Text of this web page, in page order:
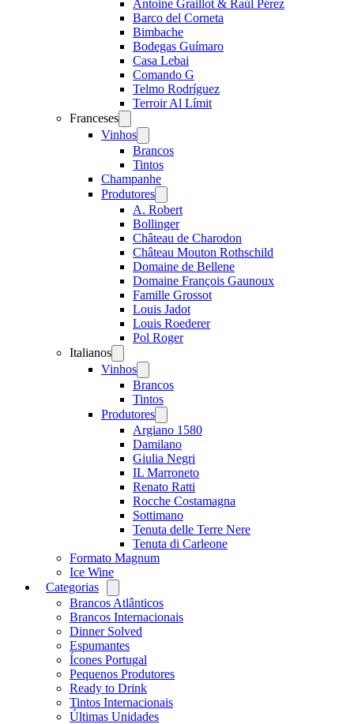
Antoine Graillot & Raúl Pérez
Barco del Corneta
Bimbache
Bodegas Guímaro
Casa Lebai
Comando G
Telmo Rodríguez
Terroir Al Límit
Franceses
menu
Vinhos
menu
Brancos
Tintos
Champanhe
Produtores
menu
A. Robert
Bollinger
Château de Charodon
Château Mouton Rothschild
Domaine de Bellene
Domaine François Gaunoux
Famille Grossot
Louis Jadot
Louis Roederer
Pol Roger
Italianos
menu
Vinhos
menu
Brancos
Tintos
Produtores
menu
Argiano 1580
Damilano
Giulia Negri
IL Marroneto
Renato Ratti
Rocche Costamagna
Sottimano
Tenuta delle Terre Nere
Tenuta di Carleone
Formato Magnum
Ice Wine
Categorias
menu
Brancos Atlânticos
Brancos Internacionais
Dinner Solved
Espumantes
Ícones Portugal
Pequenos Produtores
Ready to Drink
Tintos Internacionais
Últimas Unidades